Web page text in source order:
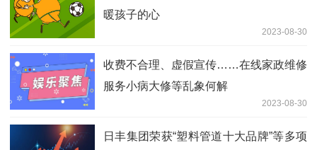
暖孩子的心
2023-08-30
收费不合理、虚假宣传……在线家政维修
服务小病大修等乱象何解
2023-08-30
日丰集团荣获“塑料管道十大品牌”等多项